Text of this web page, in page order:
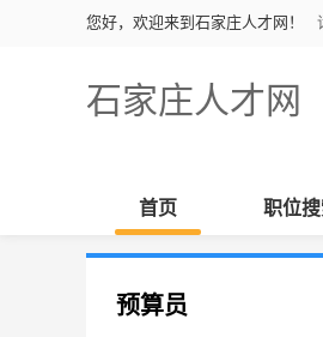
您好，欢迎来到石家庄人才网！
石家庄人才网
首页 职位
预算员